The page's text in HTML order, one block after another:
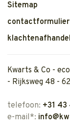
Sitemap
contactformulier
Kwarts & Co -
- Rijksweg 48 -
telefoon: +31
e-mail*: